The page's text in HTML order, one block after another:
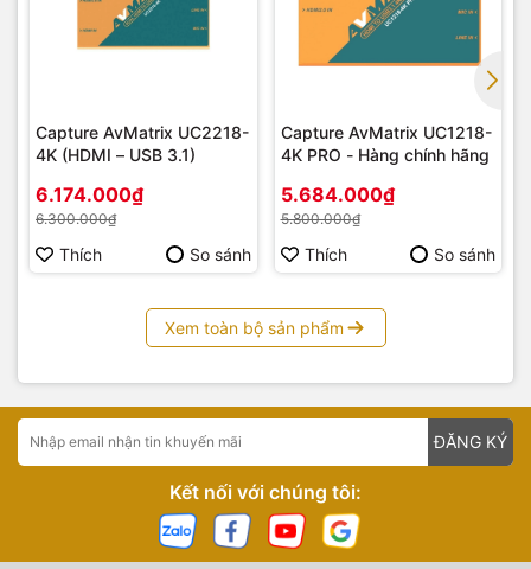
Capture AvMatrix UC2218-
4K (HDMI – USB 3.1)
6.174.000₫
6.300.000₫
Thích So sánh
Capture AvMatrix UC1218-
4K PRO - Hàng chính hãng
5.684.000₫
5.800.000₫
Thích So sánh
Xem toàn bộ sản phẩm
ĐĂNG KÝ
Kết nối với chúng tôi: